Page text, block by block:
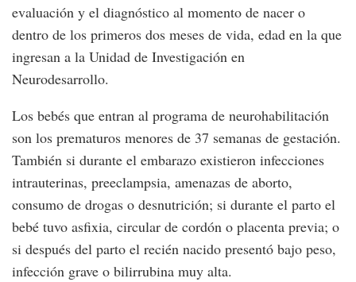
evaluación y el diagnóstico al momento de nacer o
dentro de los primeros dos meses de vida, edad en la que
ingresan a la Unidad de Investigación en
Neurodesarrollo.
Los bebés que entran al programa de neurohabilitación
son los prematuros menores de 37 semanas de gestación.
También si durante el embarazo existieron infecciones
intrauterinas, preeclampsia, amenazas de aborto,
consumo de drogas o desnutrición; si durante el parto el
bebé tuvo asfixia, circular de cordón o placenta previa; o
si después del parto el recién nacido presentó bajo peso,
infección grave o bilirrubina muy alta.